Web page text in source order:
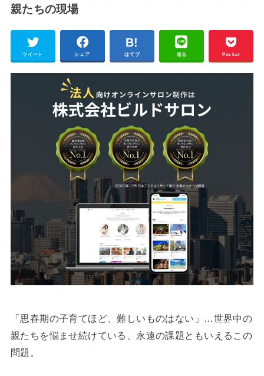
親たちの現場
ツイート シェア はてブ 送る Pocket
「思春期の子育てほど、難しいものはない」…世界中の
親たちを悩ませ続けている、永遠の課題ともいえるこの
問題。